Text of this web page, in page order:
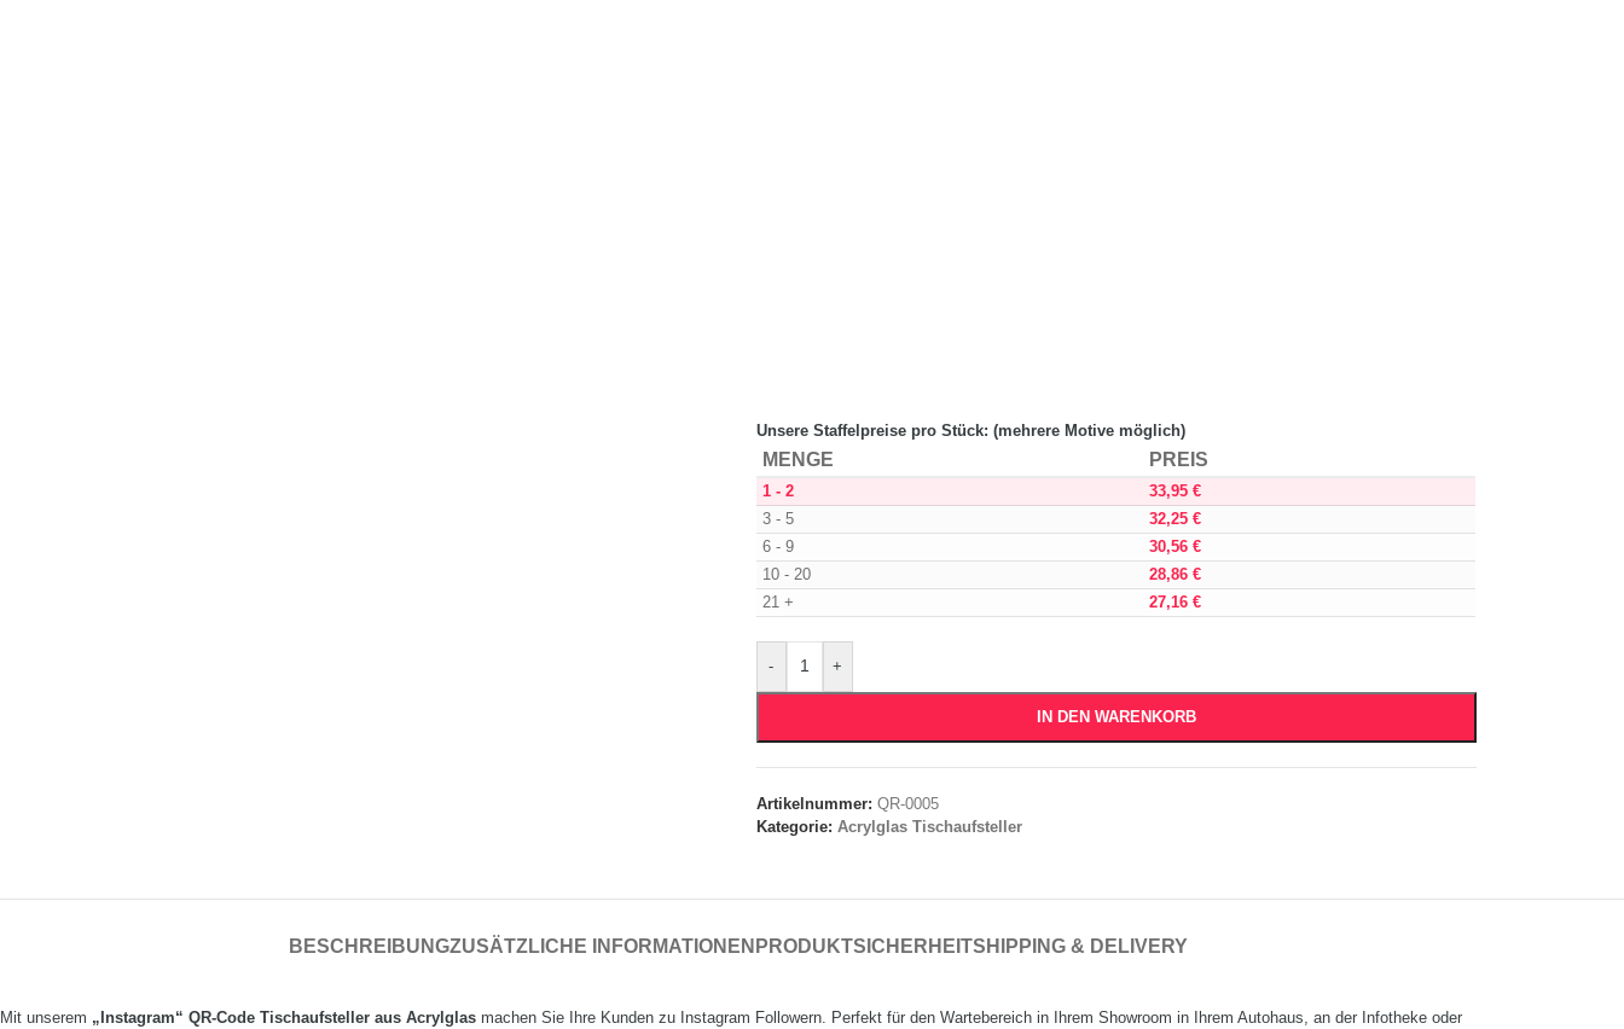
Unsere Staffelpreise pro Stück: (mehrere Motive möglich)
MENGE PREIS
1 - 2 33,95 €
3 - 5
32,25 €
6 - 9
30,56 €
10 - 20
28,86 €
21 +
27,16 €
- +
IN DEN WARENKORB
Artikelnummer: QR-0005
Kategorie: Acrylglas Tischaufsteller
BESCHREIBUNGZUSÄTZLICHE INFORMATIONEN PRODUKTSICHERHEITSHIPPING & DELIVERY
Mit unserem „Instagram“ QR-Code Tischaufsteller aus Acrylglas machen Sie Ihre Kunden zu Instagram Followern. Perfekt für den Wartebereich in Ihrem Showroom in Ihrem Autohaus, an der Infotheke oder